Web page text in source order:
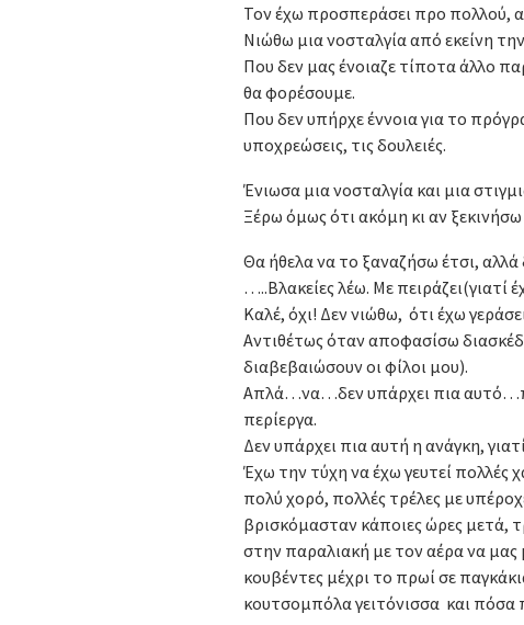
Τον έχω προσπεράσει προ πολλού,
Νιώθω μια νοσταλγία από εκείνη
Που δεν μας ένοιαζε τίποτα άλλο
θα φορέσουμε.
Που δεν υπήρχε έννοια για το
υποχρεώσεις, τις δουλειές.
Ένιωσα μια νοσταλγία και μια
Ξέρω όμως ότι ακόμη κι αν ξεκινήσω
Θα ήθελα να το ξαναζήσω έτσι, αλλά
…..Βλακείες λέω. Με πειράζει(γιατί
Καλέ, όχι! Δεν νιώθω, ότι έχω
Αντιθέτως όταν αποφασίσω
διαβεβαιώσουν οι φίλοι μου).
Απλά…να…δεν υπάρχει πια
περίεργα.
Δεν υπάρχει πια αυτή η ανάγκη,
Έχω την τύχη να έχω γευτεί πολλές
πολύ χορό, πολλές τρέλες με
βρισκόμασταν κάποιες ώρες μετά,
στην παραλιακή με τον αέρα να μας
κουβέντες μέχρι το πρωί σε
κουτσομπόλα γειτόνισσα και πόσα